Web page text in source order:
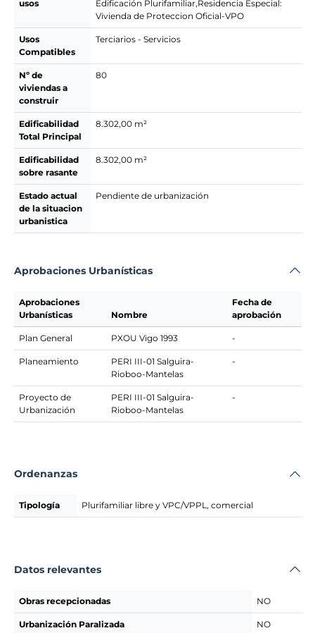
usos
Edificación Plurifamiliar,Residencia Especial:
Vivienda de Proteccion Oficial-VPO
Usos
Compatibles
Terciarios - Servicios
Nº de
viviendas a
construir
80
Edificabilidad
Total Principal
8.302,00 m²
Edificabilidad
sobre rasante
8.302,00 m²
Estado actual
de la situacion
urbanistica
Pendiente de urbanización
Aprobaciones Urbanísticas
Aprobaciones
Urbanísticas
Nombre
Fecha de
aprobación
Plan General PXOU Vigo 1993 -
Planeamiento
PERI III-01 Salguira-
Rioboo-Mantelas
-
Proyecto de
Urbanización
PERI III-01 Salguira-
Rioboo-Mantelas
-
Ordenanzas
Tipología Plurifamiliar libre y VPC/VPPL, comercial
Datos relevantes
Obras recepcionadas NO
Urbanización Paralizada NO